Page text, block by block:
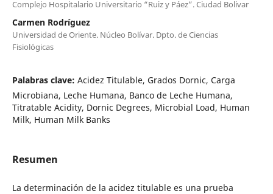
Complejo Hospitalario Universitario “Ruiz y Páez”. Ciudad Bolivar
Carmen Rodríguez
Universidad de Oriente. Núcleo Bolívar. Dpto. de Ciencias
Fisiológicas
Palabras clave: Acidez Titulable, Grados Dornic, Carga
Microbiana, Leche Humana, Banco de Leche Humana,
Titratable Acidity, Dornic Degrees, Microbial Load, Human
Milk, Human Milk Banks
Resumen
La determinación de la acidez titulable es una prueba